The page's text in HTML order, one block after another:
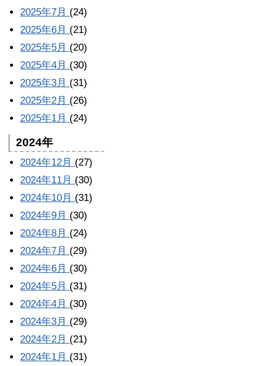
2025年7月 (24)
2025年6月 (21)
2025年5月 (20)
2025年4月 (30)
2025年3月 (31)
2025年2月 (26)
2025年1月 (24)
2024年
2024年12月 (27)
2024年11月 (30)
2024年10月 (31)
2024年9月 (30)
2024年8月 (24)
2024年7月 (29)
2024年6月 (30)
2024年5月 (31)
2024年4月 (30)
2024年3月 (29)
2024年2月 (21)
2024年1月 (31)